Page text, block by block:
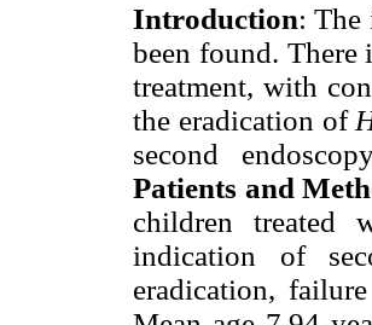
Introduction: The
been found. There
treatment, with
the eradication of
second
Patients and
children treated
indication of
eradication,